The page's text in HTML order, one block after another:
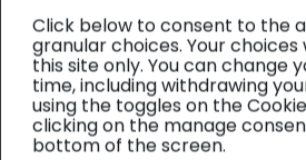
Click below to consent to the
granular choices. Your
this site only. You can change
time, including withdrawing
using the toggles on the
clicking on the manage
bottom of the screen.